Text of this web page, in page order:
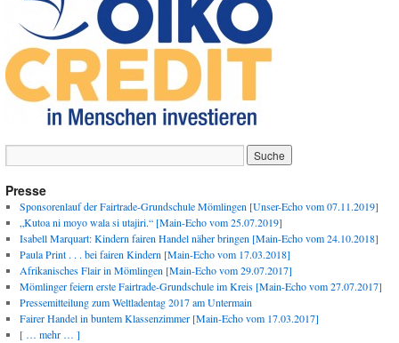
Presse
Sponsorenlauf der Fairtrade-Grundschule Mömlingen [Unser-Echo vom 07.11.2019]
„Kutoa ni moyo wala si utajiri.“ [Main-Echo vom 25.07.2019]
Isabell Marquart: Kindern fairen Handel näher bringen [Main-Echo vom 24.10.2018]
Paula Print . . . bei fairen Kindern [Main-Echo vom 17.03.2018]
Afrikanisches Flair in Mömlingen [Main-Echo vom 29.07.2017]
Mömlinger feiern erste Fairtrade-Grundschule im Kreis [Main-Echo vom 27.07.2017]
Pressemitteilung zum Weltladentag 2017 am Untermain
Fairer Handel in buntem Klassenzimmer [Main-Echo vom 17.03.2017]
[ … mehr … ]